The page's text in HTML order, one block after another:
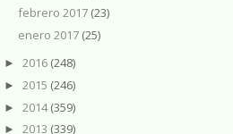
febrero 2017 (23)
enero 2017 (25)
► 2016 (248)
► 2015 (246)
► 2014(359)
► 2013 (339)